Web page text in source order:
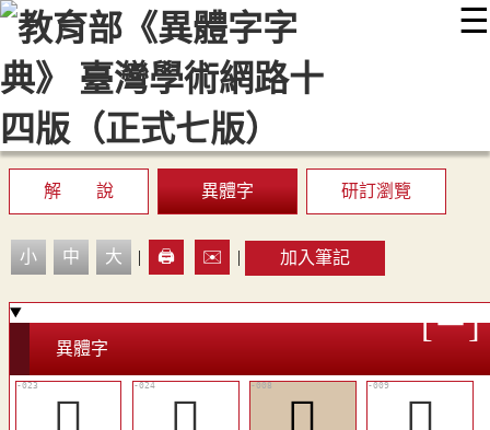
☰
::: 最新消息 常見問題 編輯說明
顯示模式
網站導覽
解 說 異體字 研訂瀏覽
小 中 大 | 🖨️ ✉️ | 加入筆記
異體字